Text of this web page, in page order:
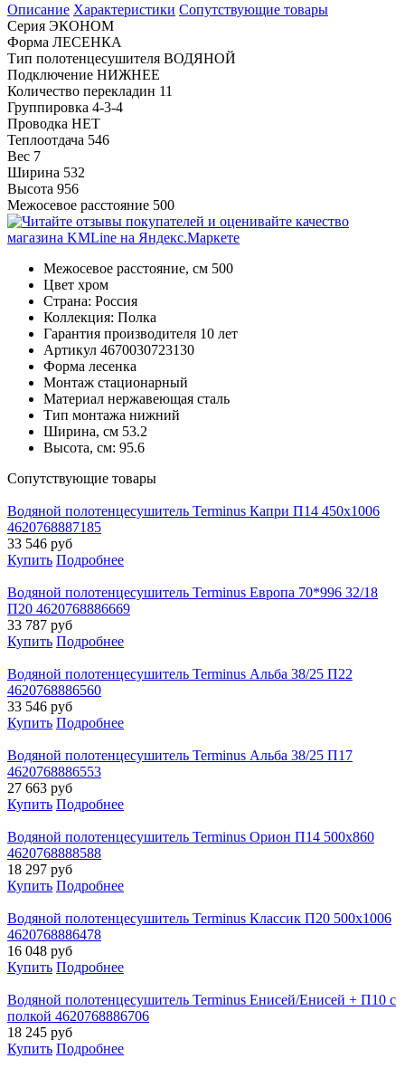
Описание Характеристики Cопутствующие товары
Серия ЭКОНОМ
Форма ЛЕСЕНКА
Тип полотенцесушителя ВОДЯНОЙ
Подключение НИЖНЕЕ
Количество перекладин 11
Группировка 4-3-4
Проводка НЕТ
Теплоотдача 546
Вес 7
Ширина 532
Высота 956
Межосевое расстояние 500
Межосевое расстояние, см 500
Цвет хром
Страна: Россия
Коллекция: Полка
Гарантия производителя 10 лет
Артикул 4670030723130
Форма лесенка
Монтаж стационарный
Материал нержавеющая сталь
Тип монтажа нижний
Ширина, см 53.2
Высота, см: 95.6
Cопутствующие товары
Водяной полотенцесушитель Terminus Капри П14 450х1006
4620768887185
33 546 руб
Купить Подробнее
Водяной полотенцесушитель Terminus Европа 70*996 32/18
П20 4620768886669
33 787 руб
Купить Подробнее
Водяной полотенцесушитель Terminus Альба 38/25 П22
4620768886560
33 546 руб
Купить Подробнее
Водяной полотенцесушитель Terminus Альба 38/25 П17
4620768886553
27 663 руб
Купить Подробнее
Водяной полотенцесушитель Terminus Орион П14 500х860
4620768888588
18 297 руб
Купить Подробнее
Водяной полотенцесушитель Terminus Классик П20 500х1006
4620768886478
16 048 руб
Купить Подробнее
Водяной полотенцесушитель Terminus Енисей/Енисей + П10 с
полкой 4620768886706
18 245 руб
Купить Подробнее